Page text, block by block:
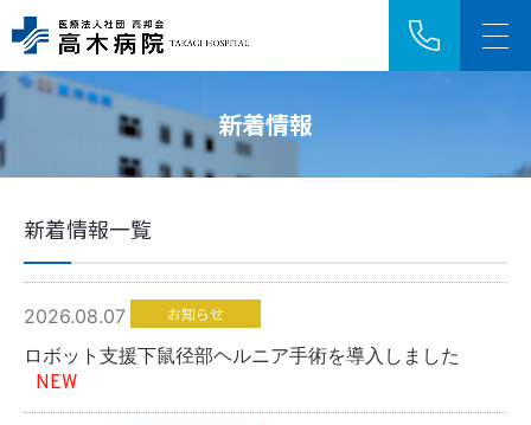
アクセス
HOME
ご来院の方へ
診療科・センター
新着情報
新着情報一覧
2026.08.07 お知らせ
ロボット支援下鼠径部ヘルニア手術を導入しました
NEW